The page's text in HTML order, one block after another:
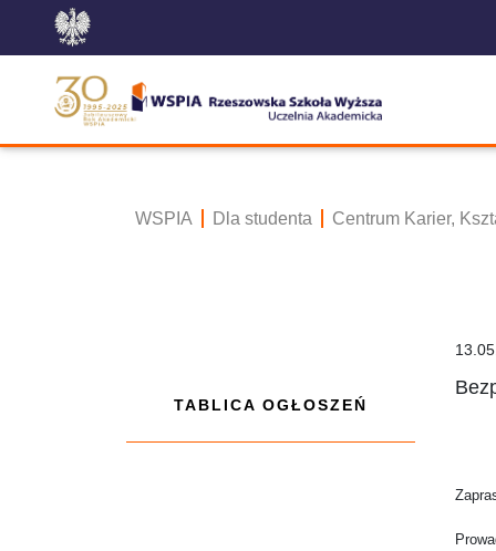
WSPIA Dla studenta Centrum Karier,
TABLICA OGŁOSZEŃ